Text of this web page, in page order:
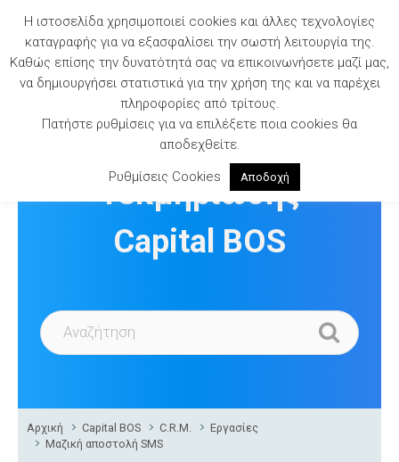
content
Βιβλιοθήκη
Τεκμηρίωσης
Capital BOS
Αρχική Capital BOS C.R.M.
Εργασίες
Μαζική αποστολή SMS
Η ιστοσελίδα χρησιμοποιεί cookies και άλλες τεχνολογίες
καταγραφής για να εξασφαλίσει την σωστή λειτουργία της.
Καθώς επίσης την δυνατότητά σας να επικοινωνήσετε μαζί μας,
να δημιουργήσει στατιστικά για την χρήση της και να παρέχει
πληροφορίες από τρίτους.
Πατήστε ρυθμίσεις για να επιλέξετε ποια cookies θα
αποδεχθείτε.
Ρυθμίσεις Cookies
Αποδοχή